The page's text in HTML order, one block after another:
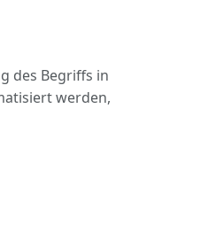
des Begriffs in
werden,